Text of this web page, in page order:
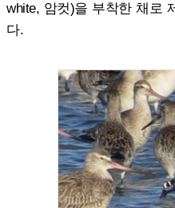
white, 암컷)을 부착한 채로
다.